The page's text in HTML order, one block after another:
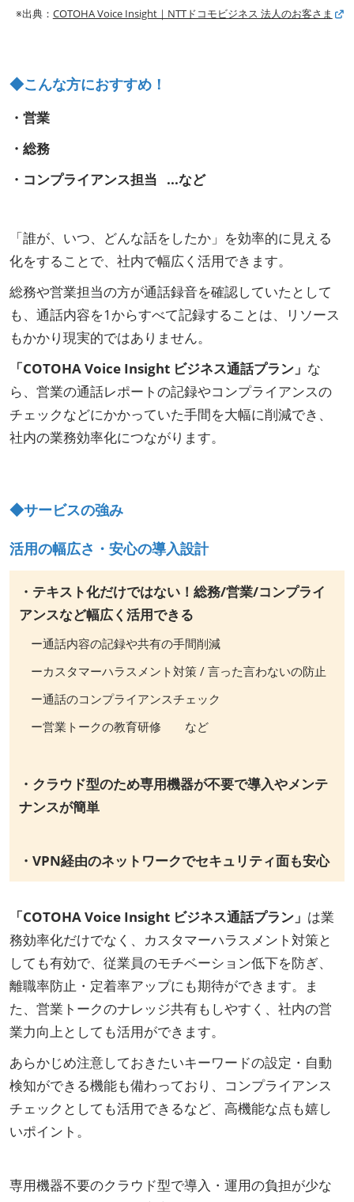
※出典： COTOHA Voice Insight｜NTTドコモビジネス 法人のお客さま
◆こんな方におすすめ！
・営業
・総務
・コンプライアンス担当 ...など
「誰が、いつ、どんな話をしたか」を効率的に見える
化をすることで、社内で幅広く活用できます。
総務や営業担当の方が通話録音を確認していたとして
も、通話内容を1からすべて記録することは、リソース
もかかり現実的ではありません。
「COTOHA Voice Insight ビジネス通話プラン」 な
ら、営業の通話レポートの記録やコンプライアンスの
チェックなどにかかっていた手間を大幅に削減でき、
社内の業務効率化につながります。
◆サービスの強み
活用の幅広さ・安心の導入設計
・テキスト化だけではない！総務/営業/コンプライ
アンスなど幅広く活用できる
ー通話内容の記録や共有の手間削減
ーカスタマーハラスメント対策 / 言った言わないの防止
ー通話のコンプライアンスチェック
ー営業トークの教育研修 など
・クラウド型のため専用機器が不要で導入やメンテ
ナンスが簡単
・VPN経由のネットワークでセキュリティ面も安心
「COTOHA Voice Insight ビジネス通話プラン」 は業
務効率化だけでなく、カスタマーハラスメント対策と
しても有効で、従業員のモチベーション低下を防ぎ、
離職率防止・定着率アップにも期待ができます。ま
た、営業トークのナレッジ共有もしやすく、社内の営
業力向上としても活用ができます。
あらかじめ注意しておきたいキーワードの設定・自動
検知ができる機能も備わっており、コンプライアンス
チェックとしても活用できるなど、高機能な点も嬉し
いポイント。
専用機器不要のクラウド型で導入・運用の負担が少な